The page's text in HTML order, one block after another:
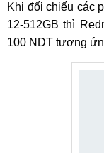
Khi đối chiếu các
12-512GB thì
100 NDT tương